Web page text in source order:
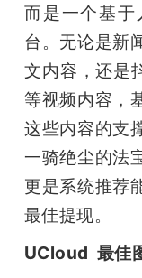
而是一个基
台。无论是新
文内容，还是
等视频内容，
这些内容的支
一骑绝尘的法
更是系统推荐
最佳提现。
UCloud  最佳